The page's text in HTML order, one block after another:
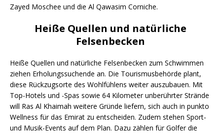
Zayed Moschee und die Al Qawasim Corniche.
Heiße Quellen und natürliche
Felsenbecken
Heiße Quellen und natürliche Felsenbecken zum Schwimmen
ziehen Erholungssuchende an. Die Tourismusbehörde plant,
diese Rückzugsorte des Wohlfühlens weiter auszubauen. Mit
Top-Hotels und -Spas sowie 64 Kilometer unberührter Strände
will Ras Al Khaimah weitere Gründe liefern, sich auch in punkto
Wellness für das Emirat zu entscheiden. Zudem stehen Sport-
und Musik-Events auf dem Plan. Dazu zählen für Golfer die